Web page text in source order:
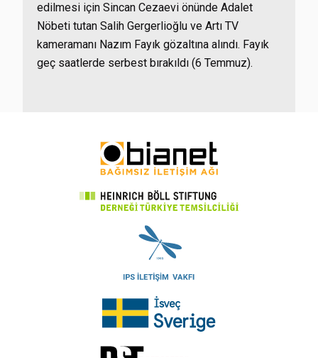
edilmesi için Sincan Cezaevi önünde Adalet
Nöbeti tutan Salih Gergerlioğlu ve Artı TV
kameramanı Nazım Fayık gözaltına alındı. Fayık
geç saatlerde serbest bırakıldı (6 Temmuz).